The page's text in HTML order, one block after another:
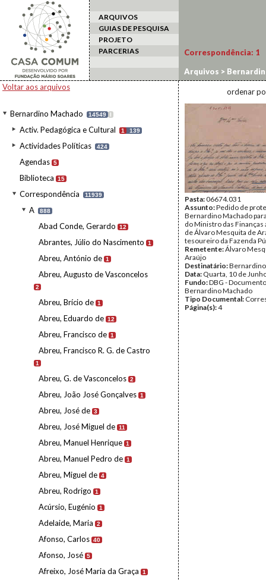
ARQUIVOS
GUIAS DE PESQUISA
PROJETO
PARCERIAS
Voltar aos arquivos
Bernardino Machado 14549 I
Activ. Pedagógica e Cultural 1 139
Actividades Políticas 424
Agendas 5
Biblioteca 15
Correspondência 11939
A 888
Abad Conde, Gerardo 12
Abrantes, Júlio do Nascimento 1
Abreu, António de 1
Abreu, Augusto de Vasconcelos
2
Abreu, Brício de 1
Abreu, Eduardo de 12
Abreu, Francisco de 1
Abreu, Francisco R. G. de Castro
1
Abreu, G. de Vasconcelos 2
Abreu, João José Gonçalves 1
Abreu, José de 3
Abreu, José Miguel de 11
Abreu, Manuel Henrique 1
Abreu, Manuel Pedro de 1
Abreu, Miguel de 4
Abreu, Rodrigo 1
Acúrsio, Eugénio 1
Adelaide, Maria 2
Afonso, Carlos 40
Afonso, José 5
Afreixo, José Maria da Graça 1
Correspondência: 1
Arquivos >
ordenar
Pasta:06674.031
Assunto:Pedido de
Bernardino Machado
do Ministro das Finanças
de Álvaro Mesquita de
tesoureiro da Fazenda
Remetente:Álvaro
Araújo
Destinatário:
Data: Quarta, 10 de
Fundo:DBG -
Bernardino Machado
Tipo Documental:
Página(s):4